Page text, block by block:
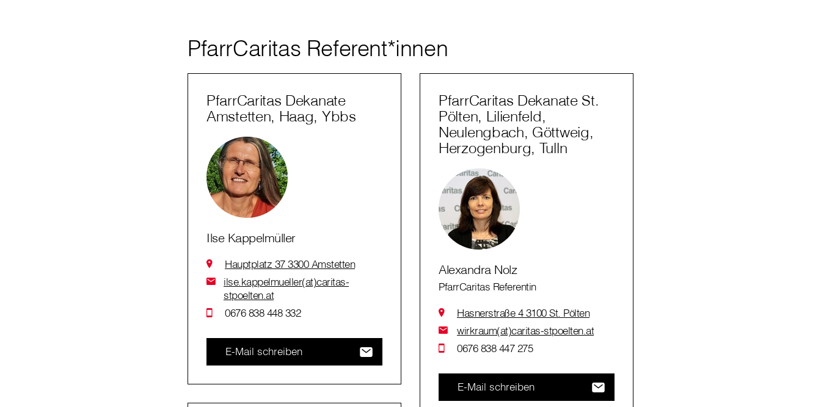
PfarrCaritas Referent*innen
PfarrCaritas Dekanate
Amstetten, Haag, Ybbs
Ilse Kappelmüller
Hauptplatz 37 3300 Amstetten
ilse.kappelmueller(at)caritas-
stpoelten.at
0676 838 448 332
E-Mail schreiben
PfarrCaritas Dekanate St.
Pölten, Lilienfeld,
Neulengbach, Göttweig,
Herzogenburg, Tulln
Alexandra Nolz
PfarrCaritas Referentin
Hasnerstraße 4 3100 St. Pölten
wirkraum(at)caritas-stpoelten.at
0676 838 447 275
E-Mail schreiben